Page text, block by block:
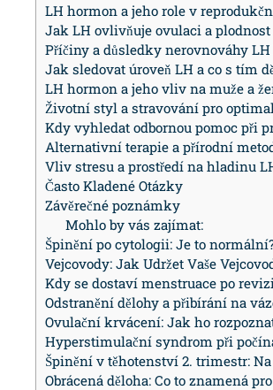
LH hormon a jeho role v
Jak LH ovlivňuje ovulaci a plodnost
Příčiny a důsledky nerovnováhy
Jak sledovat úroveň LH a co s tím
LH hormon a jeho vliv na muže a
Životní styl a stravování pro
Kdy vyhledat odbornou pomoc při
Alternativní terapie a přírodní
Vliv stresu a prostředí na hladinu
Často Kladené Otázky
Závěrečné poznámky
Mohlo by vás zajímat:
Špinění po cytologii: Je to
Vejcovody: Jak Udržet Vaše
Kdy se dostaví menstruace po
Odstranění dělohy a přibírání na
Ovulační krvácení: Jak ho
Hyperstimulační syndrom při
Špinění v těhotenství 2. trimestr:
Obrácená děloha: Co to znamená